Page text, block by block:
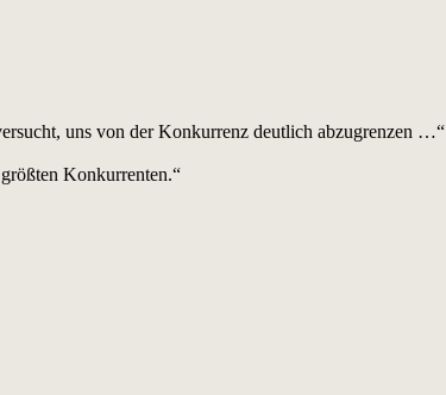
uns von der Konkurrenz deutlich abzugrenzen …“
Konkurrenten.“